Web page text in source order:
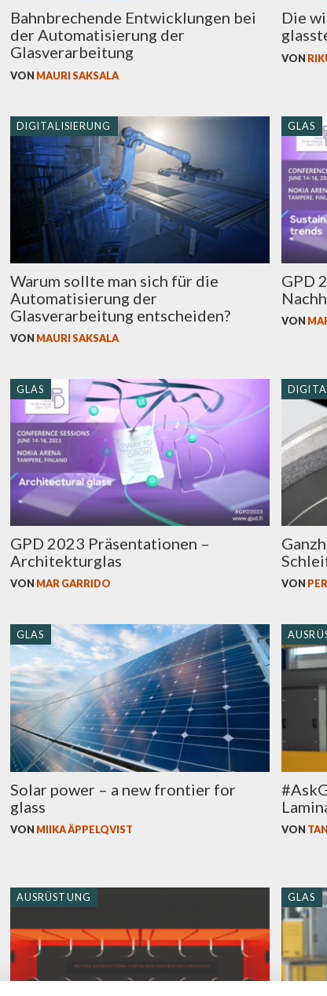
Bahnbrechende Entwicklungen bei
der Automatisierung der
Glasverarbeitung
VON MAURI SAKSALA
Die
VON
DIGITALISIERUNG
Warum sollte man sich für die
Automatisierung der
Glasverarbeitung entscheiden?
VON MAURI SAKSALA
GLAS
GPD
VON
GLAS
GPD 2023 Präsentationen –
Architekturglas
VON MAR GARRIDO VON
GLAS
Solar power – a new frontier for
glass
VON MIIKA ÄPPELQVIST VON
AUSRÜSTUNG GLAS